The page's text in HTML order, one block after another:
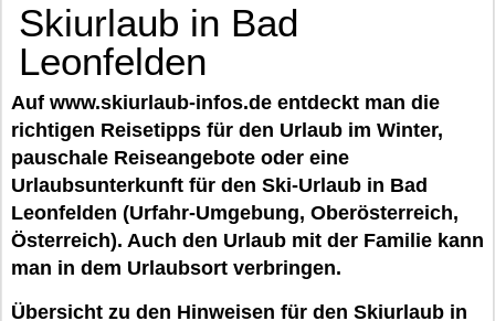
Skiurlaub in Bad
Leonfelden
Auf www.skiurlaub-infos.de entdeckt man die
richtigen Reisetipps für den Urlaub im Winter,
pauschale Reiseangebote oder eine
Urlaubsunterkunft für den Ski-Urlaub in Bad
Leonfelden (Urfahr-Umgebung, Oberösterreich,
Österreich). Auch den Urlaub mit der Familie kann
man in dem Urlaubsort verbringen.
Übersicht zu den Hinweisen für den Skiurlaub in